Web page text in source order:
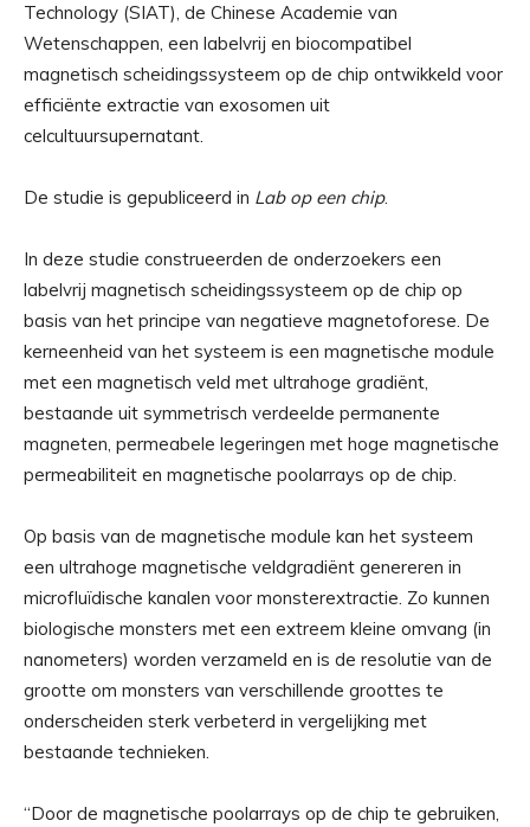
Technology (SIAT), de Chinese Academie van
Wetenschappen, een labelvrij en biocompatibel
magnetisch scheidingssysteem op de chip ontwikkeld voor
efficiënte extractie van exosomen uit
celcultuursupernatant.
De studie is gepubliceerd in Lab op een chip.
In deze studie construeerden de onderzoekers een
labelvrij magnetisch scheidingssysteem op de chip op
basis van het principe van negatieve magnetoforese. De
kerneenheid van het systeem is een magnetische module
met een magnetisch veld met ultrahoge gradiënt,
bestaande uit symmetrisch verdeelde permanente
magneten, permeabele legeringen met hoge magnetische
permeabiliteit en magnetische poolarrays op de chip.
Op basis van de magnetische module kan het systeem
een ​​ultrahoge magnetische veldgradiënt genereren in
microfluïdische kanalen voor monsterextractie. Zo kunnen
biologische monsters met een extreem kleine omvang (in
nanometers) worden verzameld en is de resolutie van de
grootte om monsters van verschillende groottes te
onderscheiden sterk verbeterd in vergelijking met
bestaande technieken.
“Door de magnetische poolarrays op de chip te gebruiken,